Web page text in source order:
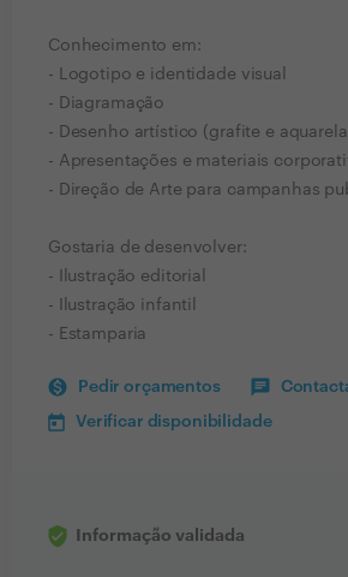
Conhecimento em:
- Logotipo e identidade visual
- Diagramação
- Desenho artístico (grafite e
- Apresentações e materiais
- Direção de Arte para campanhas
Gostaria de desenvolver:
- Ilustração editorial
- Ilustração infantil
- Estamparia
Pedir orçamentos
Verificar disponibilidade
Informação validada